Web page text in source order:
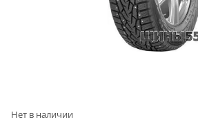
Нет в наличии